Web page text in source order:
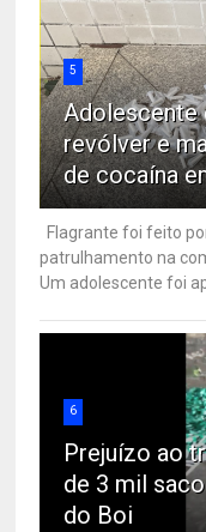
5
Adolescente
revólver e
de cocaína
Flagrante foi feito
patrulhamento na
Um adolescente foi
6
Prejuízo ao
de 3 mil
do Boi